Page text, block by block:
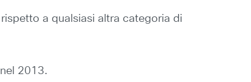
a qualsiasi altra categoria di
2013.